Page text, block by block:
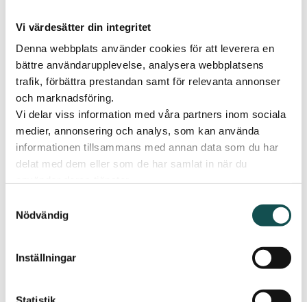
Vi värdesätter din integritet
Denna webbplats använder cookies för att leverera en
bättre användarupplevelse, analysera webbplatsens
trafik, förbättra prestandan samt för relevanta annonser
och marknadsföring.
Vi delar viss information med våra partners inom sociala
medier, annonsering och analys, som kan använda
informationen tillsammans med annan data som du har
delat med dem eller som de har samlat in när du
Nödvändig
Inställningar
Vinnande budgivare kontaktas måndag 23/9. Vinnande
budpeng skänks oavkortat till Sveriges Stadsmissioner.
Klockan 11-13, träffa HP90, en handbollsförening i
Skövde för både flickor och pojkar, Här får du
möjlighet att skjuta handbollsstraffar.
Besök Lilla Elins populära pysselhörna. Finns framme
hela dagen.
gåva.
Vero Moda – bjuder på godis och har 20% på stickat.
Hemtex – 40% på 2 valfria varor (gäller ord. pris).